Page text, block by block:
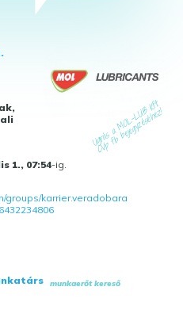
1., 07:54-ig.
groups/karrier.veradobara
munkaerőt kereső